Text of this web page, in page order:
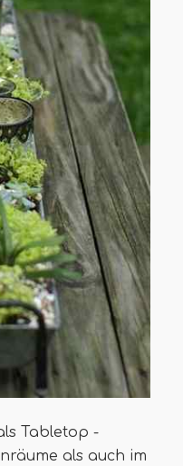
Tabletop -
als auch im